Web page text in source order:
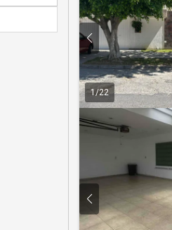
1/22